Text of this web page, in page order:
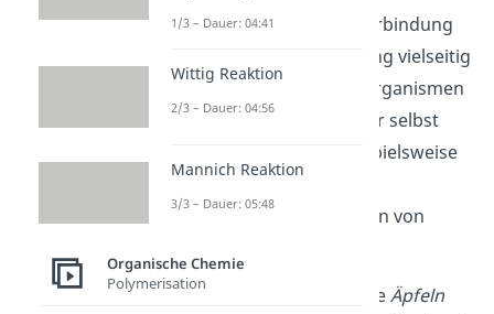
Tatsächlich kommt die Verbindung
trotz ihrer giftigen Wirkung vielseitig
in der Natur vor. Einige Organismen
stellen Formaldehyd sogar selbst
her. So findest du es beispielsweise
Stoffwechsels in den Zellen von
Aber auch in
, wieÄpfeln
1/3 – Dauer: 04:41
Wittig Reaktion
2/3 – Dauer: 04:56
Mannich Reaktion
3/3 – Dauer: 05:48
Organische Chemie
Polymerisation